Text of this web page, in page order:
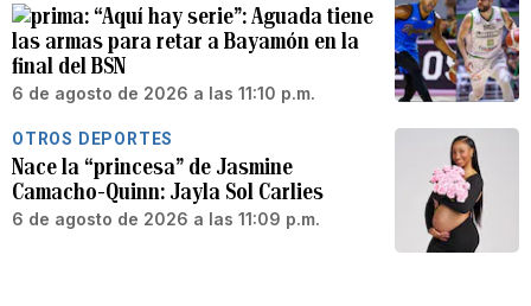
“Aquí hay serie”: Aguada tiene
las armas para retar a Bayamón en la
final del BSN
6 de agosto de 2026 a las 11:10 p.m.
OTROS DEPORTES
Nace la “princesa” de Jasmine
Camacho-Quinn: Jayla Sol Carlies
6 de agosto de 2026 a las 11:09 p.m.